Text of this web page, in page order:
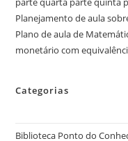
Planejamento de aula
Plano de aula de
monetário com
Categorias
Biblioteca Ponto do